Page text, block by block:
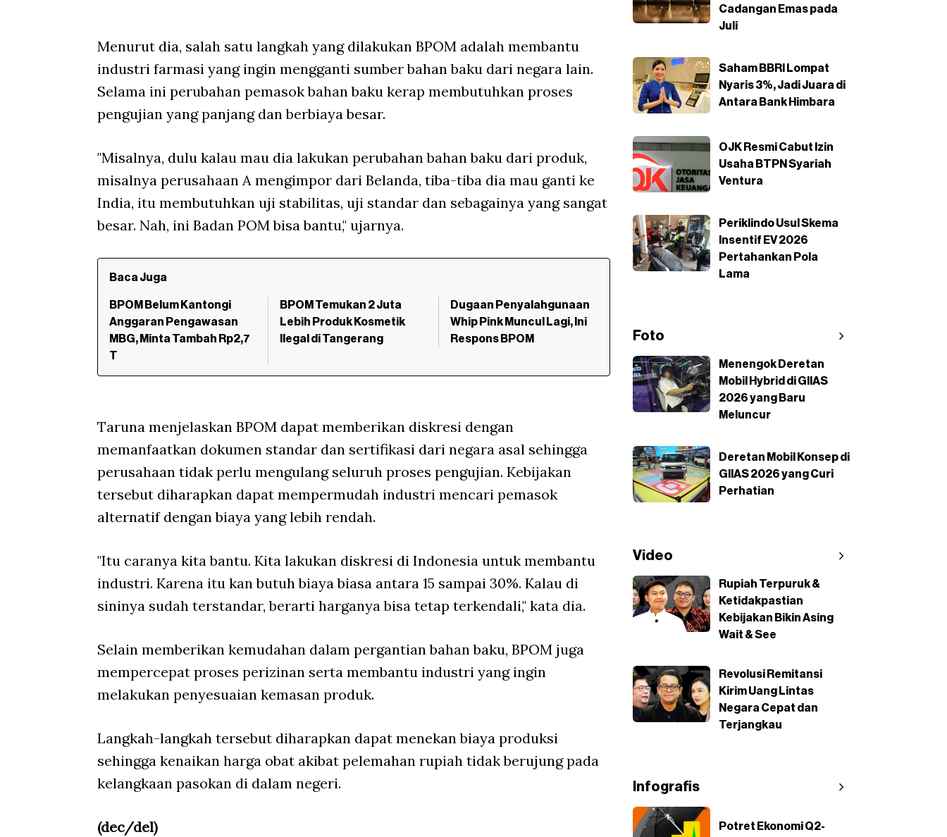
Menurut dia, salah satu langkah yang dilakukan BPOM adalah membantu
industri farmasi yang ingin mengganti sumber bahan baku dari negara lain.
Selama ini perubahan pemasok bahan baku kerap membutuhkan proses
pengujian yang panjang dan berbiaya besar.
"Misalnya, dulu kalau mau dia lakukan perubahan bahan baku dari produk,
misalnya perusahaan A mengimpor dari Belanda, tiba-tiba dia mau ganti ke
India, itu membutuhkan uji stabilitas, uji standar dan sebagainya yang sangat
besar. Nah, ini Badan POM bisa bantu," ujarnya.
Baca Juga
BPOM Belum Kantongi
Anggaran Pengawasan
MBG, Minta Tambah Rp2,7
T
BPOM Temukan 2 Juta
Lebih Produk Kosmetik
Ilegal di Tangerang
Dugaan Penyalahgunaan
Whip Pink Muncul Lagi, Ini
Respons BPOM
Taruna menjelaskan BPOM dapat memberikan diskresi dengan
memanfaatkan dokumen standar dan sertifikasi dari negara asal sehingga
perusahaan tidak perlu mengulang seluruh proses pengujian. Kebijakan
tersebut diharapkan dapat mempermudah industri mencari pemasok
alternatif dengan biaya yang lebih rendah.
"Itu caranya kita bantu. Kita lakukan diskresi di Indonesia untuk membantu
industri. Karena itu kan butuh biaya biasa antara 15 sampai 30%. Kalau di
sininya sudah terstandar, berarti harganya bisa tetap terkendali," kata dia.
Selain memberikan kemudahan dalam pergantian bahan baku, BPOM juga
mempercepat proses perizinan serta membantu industri yang ingin
melakukan penyesuaian kemasan produk.
Langkah-langkah tersebut diharapkan dapat menekan biaya produksi
sehingga kenaikan harga obat akibat pelemahan rupiah tidak berujung pada
kelangkaan pasokan di dalam negeri.
(dec/del)
Cadangan Emas pada
Juli
Saham BBRI Lompat
Nyaris 3%, Jadi Juara di
Antara Bank Himbara
OJK Resmi Cabut Izin
Usaha BTPN Syariah
Ventura
Periklindo Usul Skema
Insentif EV 2026
Pertahankan Pola
Lama
Foto
Menengok Deretan
Mobil Hybrid di GIIAS
2026 yang Baru
Meluncur
Deretan Mobil Konsep di
GIIAS 2026 yang Curi
Perhatian
Video
Rupiah Terpuruk &
Ketidakpastian
Kebijakan Bikin Asing
Wait & See
Revolusi Remitansi
Kirim Uang Lintas
Negara Cepat dan
Terjangkau
Infografis
Potret Ekonomi Q2-